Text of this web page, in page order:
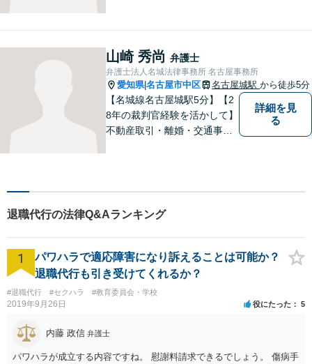
可能です。どんなお悩みもお
気軽にご相談ください。
山崎 秀尚 弁護士
弁護士法人名城法律事務所 名古屋事務所
愛知県|名古屋市中区 名古屋城駅 から徒歩5分
【名城線名古屋城駅5分】【2
8年の裁判官経験を活かして】
不動産取引・離婚・交通事故
ー。あらゆる方向から最適解
を導き出します。まずはご相
談を！【完全個室対応】
詳細を見
る
退職代行の法律Q&Aランキング
1
パワハラで適応障害になり訴えることは可能か？
退職代行も引き受けてくれるか？
#退職代行 #セクハラ #教育委員会・学校
2019年9月26日 役にたった 5
内藤 政信 弁護士
パワハラが成立する内容ですね。 慰謝料請求できるでしょう。 傷病手